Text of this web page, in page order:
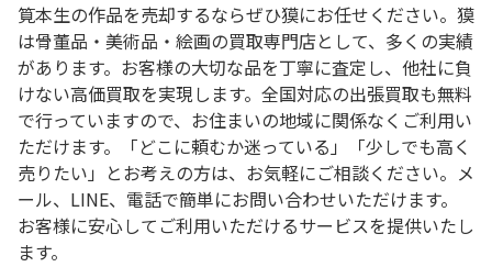
筧本生の作品を売却するならぜひ獏にお任せください。獏
は骨董品・美術品・絵画の買取専門店として、多くの実績
があります。お客様の大切な品を丁寧に査定し、他社に負
けない高価買取を実現します。全国対応の出張買取も無料
で行っていますので、お住まいの地域に関係なくご利用い
ただけます。「どこに頼むか迷っている」「少しでも高く
売りたい」とお考えの方は、お気軽にご相談ください。メ
ール、LINE、電話で簡単にお問い合わせいただけます。
お客様に安心してご利用いただけるサービスを提供いたし
ます。